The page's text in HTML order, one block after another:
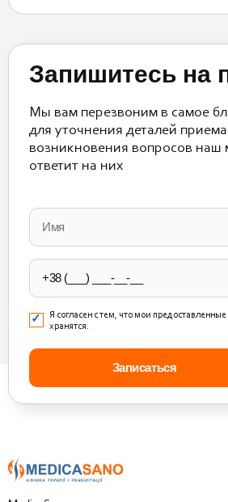
Запишитесь на
Мы вам перезвоним в самое
для уточнения деталей
возникновения вопросов наш
ответит на них
leave
this
field
empty.
Я согласен с тем, что мои
хранятся.